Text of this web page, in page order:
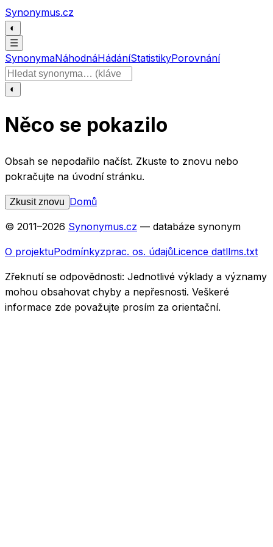
Přeskočit na obsah
Synonymus.cz
◐
☰
SynonymaNáhodnáHádáníStatistikyPorovnání
Hledat slovo
◐
Něco se pokazilo
Obsah se nepodařilo načíst. Zkuste to znovu nebo
pokračujte na úvodní stránku.
Zkusit znovu Domů
© 2011–2026 Synonymus.cz — databáze synonym
O projektuPodmínkyzprac. os. údajůLicence datllms.txt
Zřeknutí se odpovědnosti: Jednotlivé výklady a významy
mohou obsahovat chyby a nepřesnosti. Veškeré
informace zde považujte prosím za orientační.